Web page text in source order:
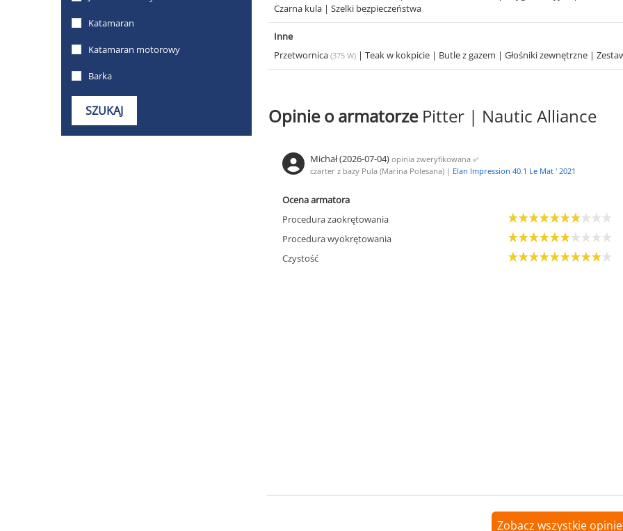
Czarna kula | Szelki bezpieczeństwa
Inne
Przetwornica (375 W) | Teak w kokpicie | Butle z gazem | Głośniki zewnętrzne |
Opinie o armatorze Pitter | Nautic Alliance
Michał (2026-07-04) opinia zweryfikowana ✅
czarter z bazy Pula (Marina Polesana) | Elan Impression 40.1 Le Mat ' 2021
Ocena armatora
Procedura zaokrętowania
Procedura wyokrętowania
Czystość
Zobacz wszystkie